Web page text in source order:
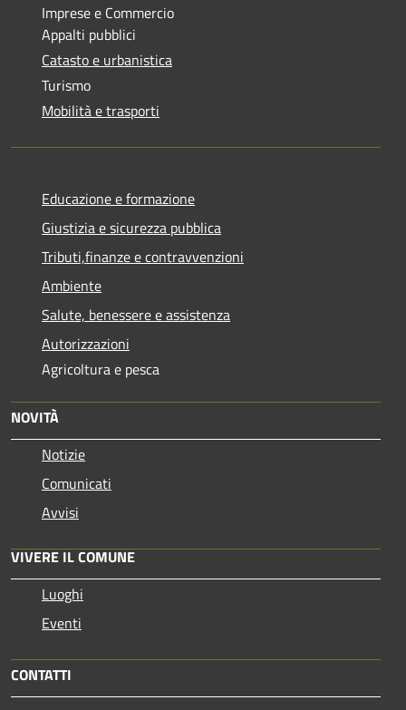
Imprese e Commercio
Appalti pubblici
Catasto e urbanistica
Turismo
Mobilità e trasporti
Educazione e formazione
Giustizia e sicurezza pubblica
Tributi,finanze e contravvenzioni
Ambiente
Salute, benessere e assistenza
Autorizzazioni
Agricoltura e pesca
NOVITÀ
Notizie
Comunicati
Avvisi
VIVERE IL COMUNE
Luoghi
Eventi
CONTATTI